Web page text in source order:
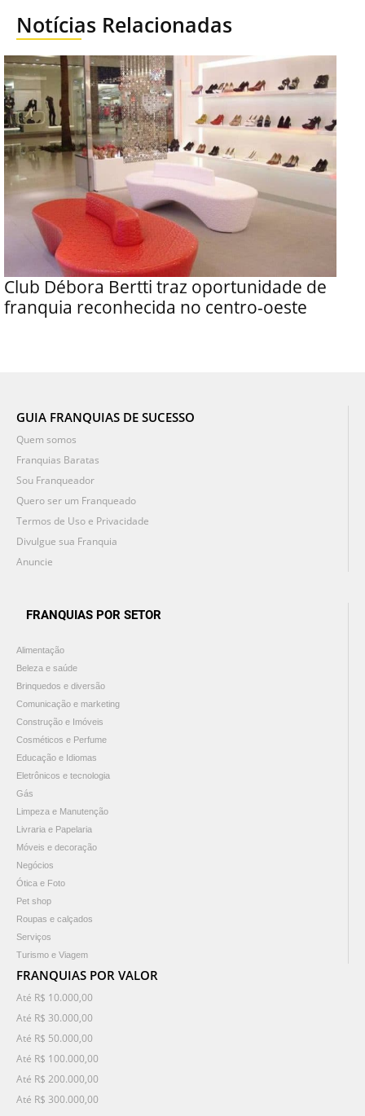
Notícias Relacionadas
Club Débora Bertti traz oportunidade de
franquia reconhecida no centro-oeste
GUIA FRANQUIAS DE SUCESSO
Quem somos
Franquias Baratas
Sou Franqueador
Quero ser um Franqueado
Termos de Uso e Privacidade
Divulgue sua Franquia
Anuncie
FRANQUIAS POR SETOR
Alimentação
Beleza e saúde
Brinquedos e diversão
Comunicação e marketing
Construção e Imóveis
Cosméticos e Perfume
Educação e Idiomas
Eletrônicos e tecnologia
Gás
Limpeza e Manutenção
Livraria e Papelaria
Móveis e decoração
Negócios
Ótica e Foto
Pet shop
Roupas e calçados
Serviços
Turismo e Viagem
FRANQUIAS POR VALOR
Até R$ 10.000,00
Até R$ 30.000,00
Até R$ 50.000,00
Até R$ 100.000,00
Até R$ 200.000,00
Até R$ 300.000,00